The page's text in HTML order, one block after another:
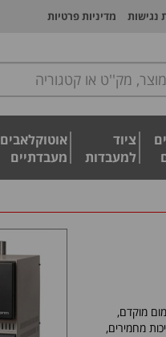
נגישות מדיניות פרטיות
ציוד
למעבדות
אוטוקלאבים
מעבדתיים
מוקדם,
מחמירים,